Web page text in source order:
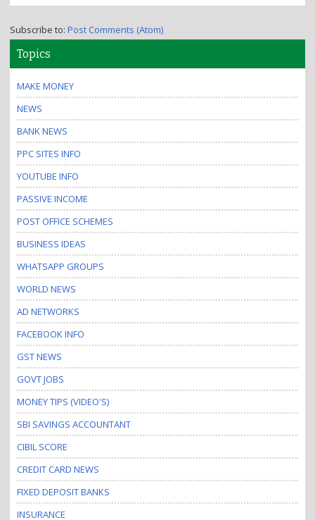
Subscribe to: Post Comments (Atom)
Topics
MAKE MONEY
NEWS
BANK NEWS
PPC SITES INFO
YOUTUBE INFO
PASSIVE INCOME
POST OFFICE SCHEMES
BUSINESS IDEAS
WHATSAPP GROUPS
WORLD NEWS
AD NETWORKS
FACEBOOK INFO
GST NEWS
GOVT JOBS
MONEY TIPS (VIDEO'S)
SBI SAVINGS ACCOUNTANT
CIBIL SCORE
CREDIT CARD NEWS
FIXED DEPOSIT BANKS
INSURANCE